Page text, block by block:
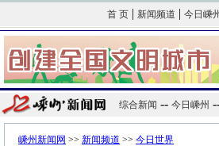
首 页 | 新闻频道 | 今日嵊
综合新闻 -- 今日嵊州
嵊州新闻网 >> 新闻频道 >> 今日世界